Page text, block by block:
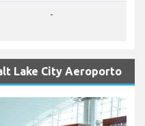
-
Lake City Aeroporto